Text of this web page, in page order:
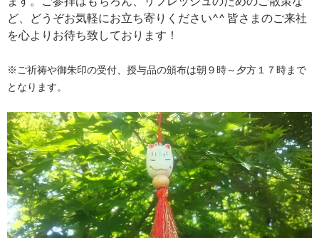
ど、どうぞお気軽にお立ち寄りください^^ 皆さまのご来社
を心よりお待ち致しております！
※ご祈祷や御朱印の受付、授与品の頒布は朝９時～夕方１７時まで
となります。